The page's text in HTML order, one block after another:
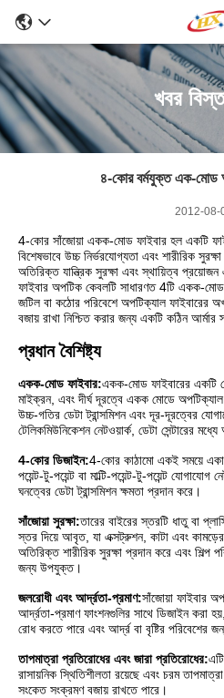
খবর
৪-কোর বর্মযুক্ত এক-মোড
2012-08-
4-কোর সাঁজোয়া একক-মোড ফাইবার হল একটি
বিশেষভাবে উচ্চ নির্ভরযোগ্যতা এবং শারীরিক
অতিরিক্ত যান্ত্রিক সুরক্ষা এবং স্থায়িত্ব
ফাইবার অপটিক কেবলটি সাধারণত 4টি একক-মোড
জটিল বা কঠোর পরিবেশে অপটিক্যাল ফাইবারের
বজায় রাখা নিশ্চিত করার জন্য একটি কঠিন
প্রধান বৈশিষ্ট্য
একক-মোড ফাইবার:একক-মোড ফাইবারের একটি
মাইক্রন, এবং দীর্ঘ দূরত্বে একক মোডে
উচ্চ-গতির ডেটা ট্রান্সমিশন এবং দূর-দূরত্বের
টেলিকমিউনিকেশন নেটওয়ার্ক, ডেটা সেন্টারের
4-কোর ডিজাইন:4-কোর কাঠামো একই সময়ে
পয়েন্ট-টু-পয়েন্ট বা মাল্টি-পয়েন্ট-টু-পয়েন্ট
ঘনত্বের ডেটা ট্রান্সমিশন ক্ষমতা প্রদান করে।
সাঁজোয়া সুরক্ষা:তারের বাইরের স্তরটি ধাতু বা
স্তর দিয়ে আবৃত, যা এক্সট্রুশন, কাটা এবং
অতিরিক্ত শারীরিক সুরক্ষা প্রদান করে এবং শিল্প
জন্য উপযুক্ত।
জলরোধী এবং আর্দ্রতা-প্রমাণ:সাঁজোয়া ফাইবার
আর্দ্রতা-প্রমাণ ফাংশনগুলির সাথে ডিজাইন করা
রোধ করতে পারে এবং আর্দ্র বা বৃষ্টির পরিবেশের
তাপমাত্রা প্রতিরোধের এবং জারা প্রতিরোধের:
রাসায়নিক স্থিতিশীলতা রয়েছে এবং চরম
সংকেত সংক্রমণ বজায় রাখতে পারে।